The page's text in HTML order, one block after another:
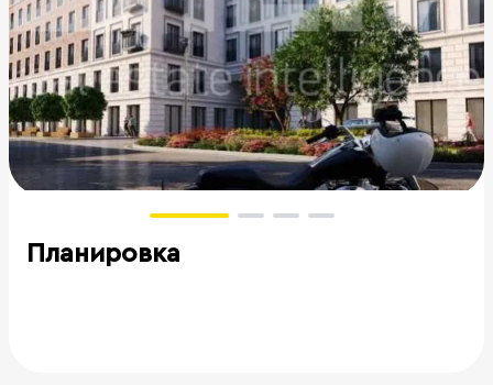
Планировка